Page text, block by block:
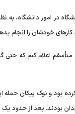
در امور دانشگاه، به
خودشان را انجام
اعلام کنم که
سخنرانی مؤیدی کرده بود
بودند. بعد از حدود یک